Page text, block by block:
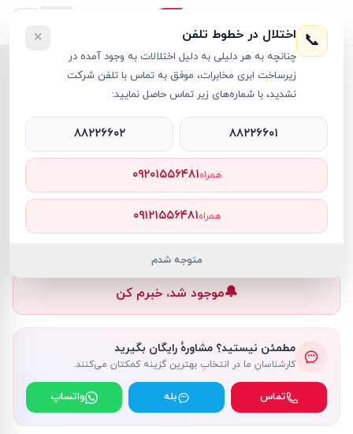
مک بوک ایر M3 ›
مک بوک ایر M3 RT28092
ناموجود
🔔موجود شد، خبرم کن
مطمئن نیستید؟ مشاورهٔ رایگان بگیرید
کارشناسانِ ما در انتخابِ بهترین گزینه کمکتان می‌کنند.
تماس بله واتساپ
📞 اختلال در خطوط تلفن
چنانچه به هر دلیلی به دلیل اختلالات به وجود آمده در
زیرساخت ابری مخابرات، موفق به تماس با تلفن شرکت
نشدید، با شماره‌های زیر تماس حاصل نمایید:
×
۸۸۲۲۶۶۰۱ ۸۸۲۲۶۶۰۲
همراه۰۹۲۰۱۵۵۶۴۸۱
همراه۰۹۱۲۱۵۵۶۴۸۱
متوجه شدم